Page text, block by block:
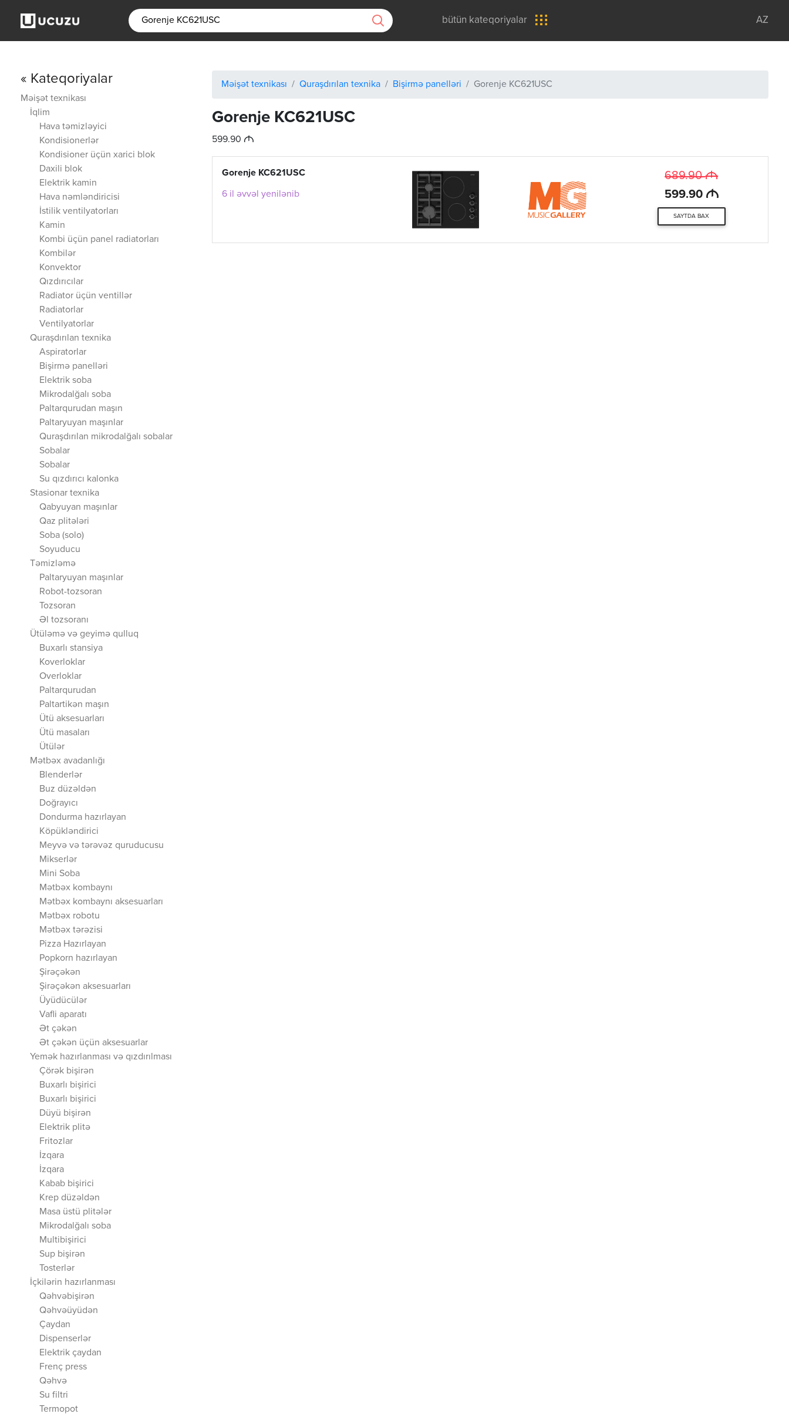
bütün kateqoriyalar AZ
« Kateqoriyalar
Məişət texnikası
İqlim
Hava təmizləyici
Kondisionerlər
Kondisioner üçün xarici blok
Daxili blok
Elektrik kamin
Hava nəmləndiricisi
İstilik ventilyatorları
Kamin
Kombi üçün panel radiatorları
Kombilər
Konvektor
Qızdırıcılar
Radiator üçün ventillər
Radiatorlar
Ventilyatorlar
Quraşdırılan texnika
Aspiratorlar
Bişirmə panelləri
Elektrik soba
Mikrodalğalı soba
Paltarqurudan maşın
Paltaryuyan maşınlar
Quraşdırılan mikrodalğalı sobalar
Sobalar
Sobalar
Su qızdırıcı kalonka
Stasionar texnika
Qabyuyan maşınlar
Qaz plitələri
Soba (solo)
Soyuducu
Təmizləmə
Paltaryuyan maşınlar
Robot-tozsoran
Tozsoran
Əl tozsoranı
Ütüləmə və geyimə qulluq
Buxarlı stansiya
Koverloklar
Overloklar
Paltarqurudan
Paltartikən maşın
Ütü aksesuarları
Ütü masaları
Ütülər
Mətbəx avadanlığı
Blenderlər
Buz düzəldən
Doğrayıcı
Dondurma hazırlayan
Köpükləndirici
Meyvə və tərəvəz quruducusu
Mikserlər
Mini Soba
Mətbəx kombaynı
Mətbəx kombaynı aksesuarları
Mətbəx robotu
Mətbəx tərəzisi
Pizza Hazırlayan
Popkorn hazırlayan
Şirəçəkən
Şirəçəkən aksesuarları
Üyüdücülər
Vafli aparatı
Ət çəkən
Ət çəkən üçün aksesuarlar
Yemək hazırlanması və qızdırılması
Çörək bişirən
Buxarlı bişirici
Buxarlı bişirici
Düyü bişirən
Elektrik plitə
Fritozlar
İzqara
İzqara
Kabab bişirici
Krep düzəldən
Masa üstü plitələr
Mikrodalğalı soba
Multibişirici
Sup bişirən
Tosterlər
İçkilərin hazırlanması
Qəhvəbişirən
Qəhvəüyüdən
Çaydan
Dispenserlər
Elektrik çaydan
Frenç press
Qəhvə
Su filtri
Termopot
Məişət texnikası Quraşdırılan texnika Bişirmə panelləri Gorenje KC621USC
Gorenje KC621USC
599.90 M
Gorenje KC621USC
6 il əvvəl yenilənib
689.90M
599.90 M
SAYTDA BAX